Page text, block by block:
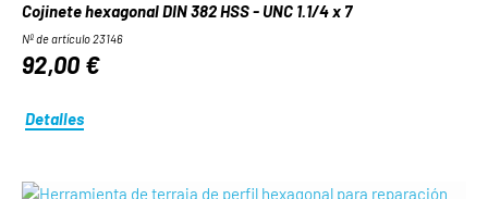
Cojinete hexagonal DIN 382 HSS - UNC 1.1/4 x 7
Nº de artículo 23146
92,00 €
Detalles